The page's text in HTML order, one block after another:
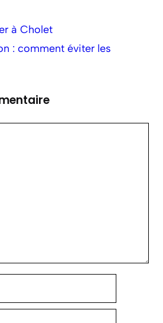
à Cholet
: comment éviter les